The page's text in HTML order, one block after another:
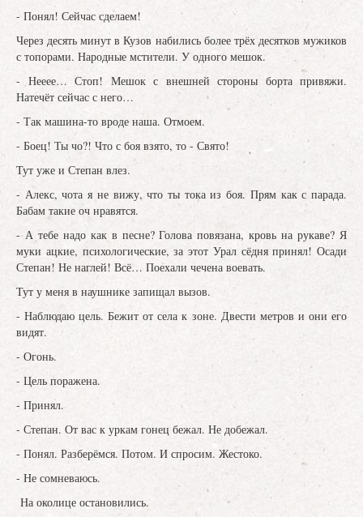
- Понял! Сейчас сделаем!
Через десять минут в Кузов набились более трёх десятков мужиков
с топорами. Народные мстители. У одного мешок.
- Нееее… Стоп! Мешок с внешней стороны борта привяжи.
Натечёт сейчас с него…
- Так машина-то вроде наша. Отмоем.
- Боец! Ты чо?! Что с боя взято, то - Свято!
Тут уже и Степан влез.
- Алекс, чота я не вижу, что ты тока из боя. Прям как с парада.
Бабам такие оч нравятся.
- А тебе надо как в песне? Голова повязана, кровь на рукаве? Я
муки ацкие, психологические, за этот Урал сёдня принял! Осади
Степан! Не наглей! Всё… Поехали чечена воевать.
Тут у меня в наушнике запищал вызов.
- Наблюдаю цель. Бежит от села к зоне. Двести метров и они его
видят.
- Огонь.
- Цель поражена.
- Принял.
- Степан. От вас к уркам гонец бежал. Не добежал.
- Понял. Разберёмся. Потом. И спросим. Жестоко.
- Не сомневаюсь.
На околице остановились.